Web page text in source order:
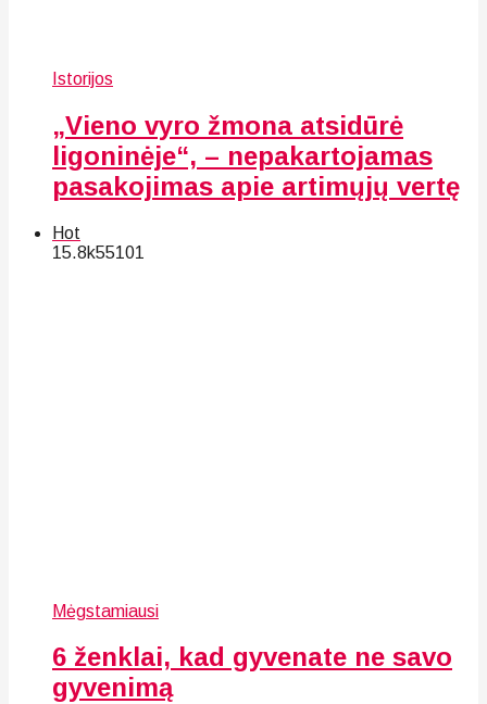
Istorijos
„Vieno vyro žmona atsidūrė
ligoninėje“, – nepakartojamas
pasakojimas apie artimųjų vertę
Hot
15.8k55101
Mėgstamiausi
6 ženklai, kad gyvenate ne savo
gyvenimą